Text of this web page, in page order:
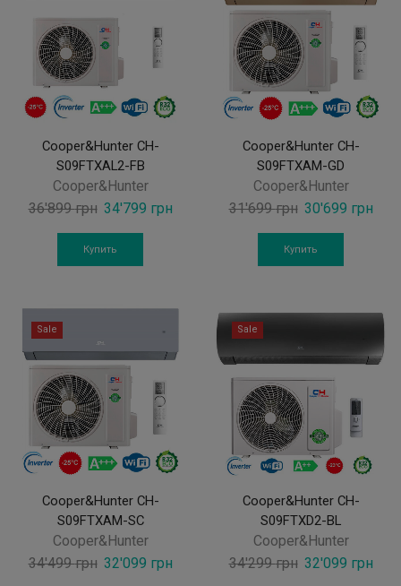
Cooper&Hunter CH-
S09FTXAL2-FB
Cooper&Hunter
36'899грн Original
price
was:
34'799 грнCurrent
Купить
Cooper&Hunter CH-
S09FTXAM-GD
Cooper&Hunter
31'699грн Original
price
was:
30'699 грн
Купить
Sale
Cooper&Hunter CH-
S09FTXAM-SC
Cooper&Hunter
34'499грн Original
32'099 грнCurrent
Sale
Cooper&Hunter CH-
S09FTXD2-BL
Cooper&Hunter
34'299грн Original
32'099 грн